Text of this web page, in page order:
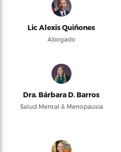
Lic Alexis Quiñones
Abogado
Dra. Bárbara D. Barros
Salud Mental & Menopausia